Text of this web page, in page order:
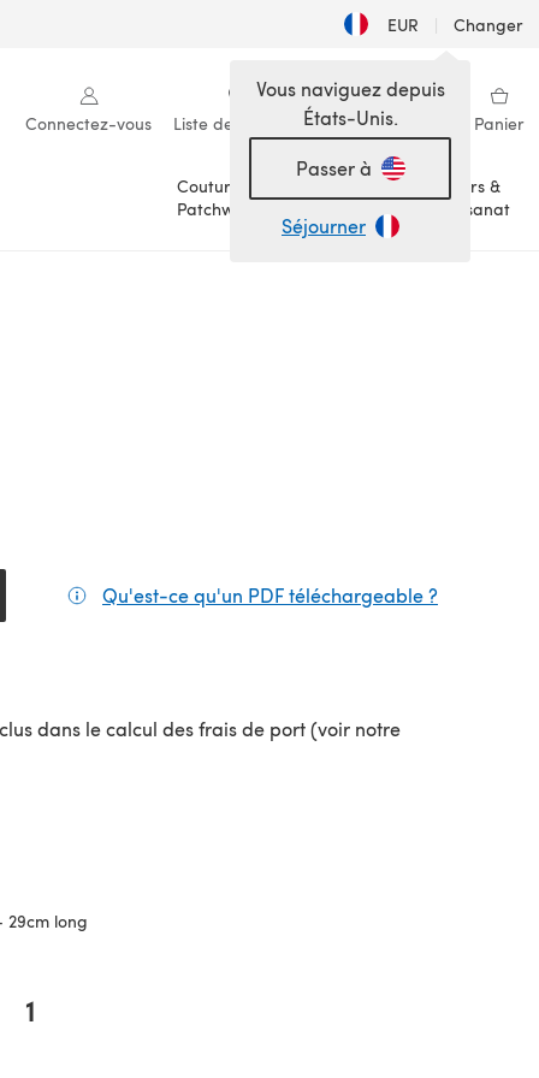
EUR | Changer
Connectez-vous Liste de souhaits Ma bibliothèque Panier
Couture &
Patchwork
Loisirs &
Artisanat
Vous naviguez depuis
États-Unis.
Passer à
Séjourner
Qu'est-ce qu'un PDF téléchargeable ?
dans le calcul des frais de port (voir notre
onglet)
29cm long
1